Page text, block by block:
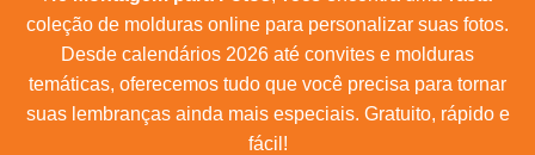
coleção de molduras online para personalizar suas fotos.
Desde calendários 2026 até convites e molduras
temáticas, oferecemos tudo que você precisa para tornar
suas lembranças ainda mais especiais. Gratuito, rápido e
fácil!